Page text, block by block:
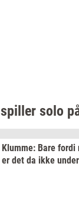
spil­ler solo
Klum­me: Bare fordi
er det da ikke